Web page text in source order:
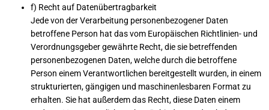
f) Recht auf Datenübertragbarkeit
Jede von der Verarbeitung personenbezogener Daten
betroffene Person hat das vom Europäischen Richtlinien- und
Verordnungsgeber gewährte Recht, die sie betreffenden
personenbezogenen Daten, welche durch die betroffene
Person einem Verantwortlichen bereitgestellt wurden, in einem
strukturierten, gängigen und maschinenlesbaren Format zu
erhalten. Sie hat außerdem das Recht, diese Daten einem